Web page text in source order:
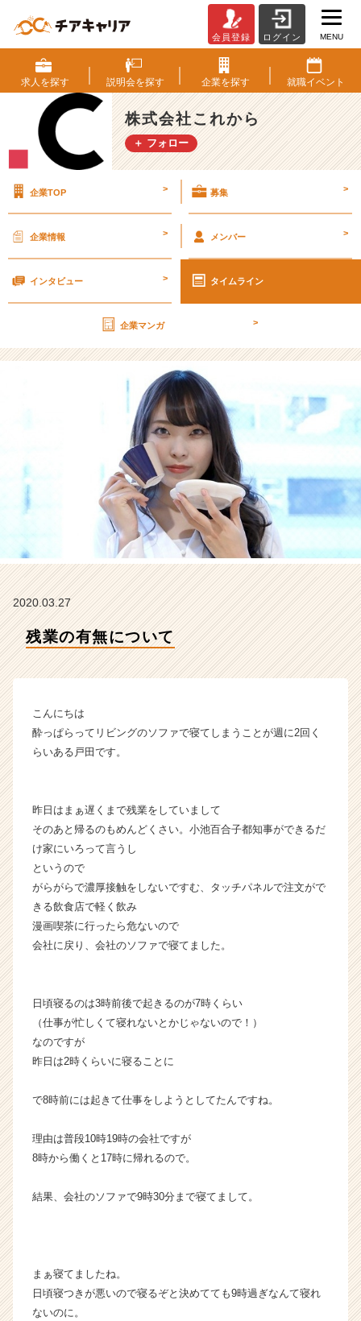
業
の
有
無
に
つ
式
こ
の
タ
イ
ラ
イ
ン】
|
ベ
ン
チ
ャ
ー・
長
ら
ス
届
サ
ト
チ
キ
ャ
リ
ア
e
r
a
e
e
会員登録 ログイン MENU
求人を探す 説明会を探す 企業を探す 就職イベント
株式会社これから
＋ フォロー
企業TOP > 募集 >
企業情報 > メンバー >
インタビュー > タイムライン
企業マンガ >
2020.03.27
残業の有無について
こんにちは
酔っぱらってリビングのソファで寝てしまうことが週に2回く
らいある戸田です。
昨日はまぁ遅くまで残業をしていまして
そのあと帰るのもめんどくさい。小池百合子都知事ができるだ
け家にいろって言うし
というので
がらがらで濃厚接触をしないですむ、タッチパネルで注文がで
きる飲食店で軽く飲み
漫画喫茶に行ったら危ないので
会社に戻り、会社のソファで寝てました。
日頃寝るのは3時前後で起きるのが7時くらい
（仕事が忙しくて寝れないとかじゃないので！）
なのですが
昨日は2時くらいに寝ることに
で8時前には起きて仕事をしようとしてたんですね。
理由は普段10時19時の会社ですが
8時から働くと17時に帰れるので。
結果、会社のソファで9時30分まで寝てまして。
まぁ寝てましたね。
日頃寝つきが悪いので寝るぞと決めてても9時過ぎなんて寝れ
ないのに。